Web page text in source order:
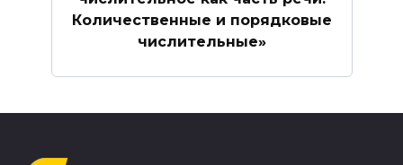
Количественные и порядковые
числительные»